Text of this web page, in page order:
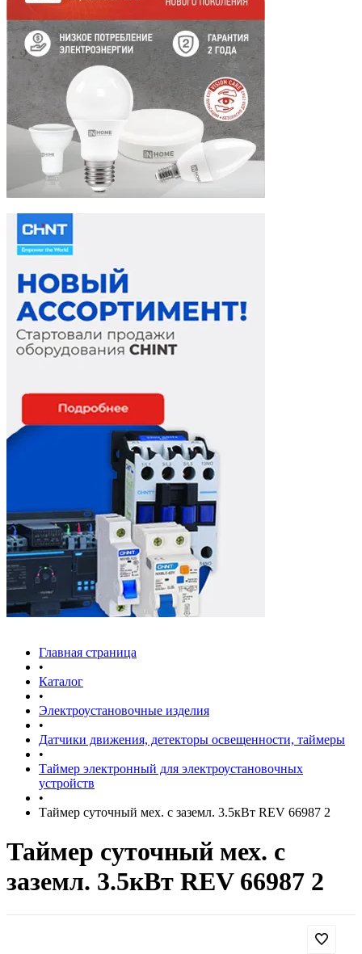
Главная страница
•
Каталог
•
Электроустановочные изделия
•
Датчики движения, детекторы освещенности, таймеры
•
Таймер электронный для электроустановочных
устройств
•
Таймер суточный мех. с заземл. 3.5кВт REV 66987 2
Таймер суточный мех. с
заземл. 3.5кВт REV 66987 2